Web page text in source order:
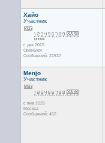
Хайо
Участник
с дек 2015
Оренбург
Сообщений: 21537
Menjo
Участник
с янв 2025
Москва
Сообщений: 452